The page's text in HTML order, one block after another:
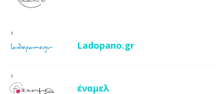
Ladopano.gr
έναμελ